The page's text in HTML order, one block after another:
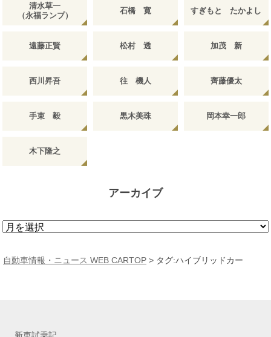
清水草一
（永福ランプ）
石橋 寛 すぎもと たかよし
遠藤正賢 松村 透 加茂 新
西川昇吾 往 機人 齊藤優太
手束 毅 黒木美珠 岡本幸一郎
木下隆之
アーカイブ
ア
カ
自動車情報・ニュース WEB CARTOP > タグ:ハイブリッドカー
新車試乗記